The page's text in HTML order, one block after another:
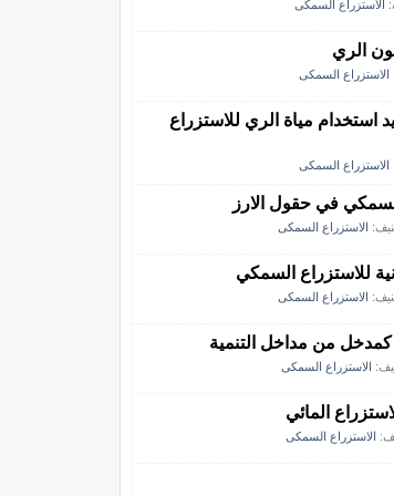
الاستزراع السمكى
الري
الاستزراع السمكى
استخدام مياة الري للاستزراع
الاستزراع السمكى
في حقول الارز
الاستزراع السمكى
للاستزراع السمكي
الاستزراع السمكى
كمدخل من مداخل التنمية
الاستزراع السمكى
المائي
الاستزراع السمكى